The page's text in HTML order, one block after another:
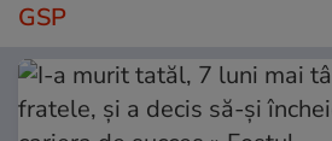
GSP